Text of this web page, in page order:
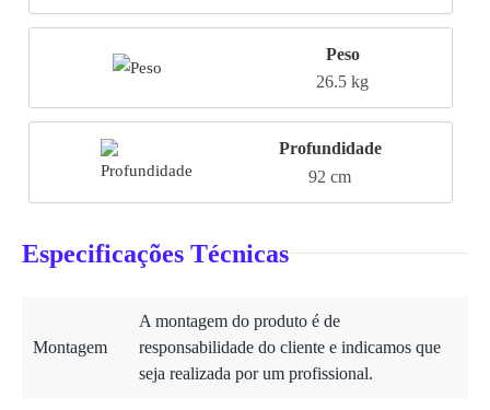
Peso
26.5 kg
Profundidade
92 cm
Especificações Técnicas
Montagem
A montagem do produto é de
responsabilidade do cliente e indicamos que
seja realizada por um profissional.